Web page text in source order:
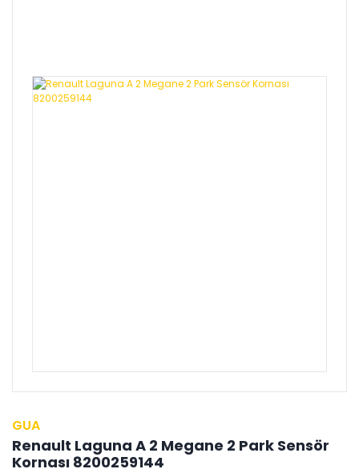
GUA
Renault Laguna A 2 Megane 2 Park Sensör
Kornası 8200259144